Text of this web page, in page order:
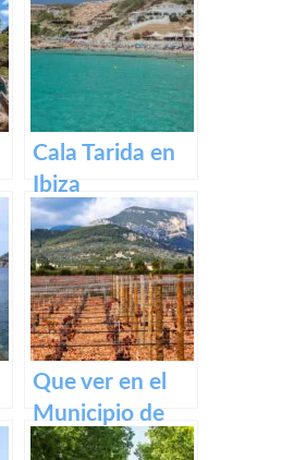
Cala Tarida en
Ibiza
Que ver en el
Municipio de
Binissalem en